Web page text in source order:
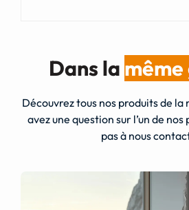
Dans la
Découvrez tous nos produits de la
avez une question sur l’un de nos
pas à nous